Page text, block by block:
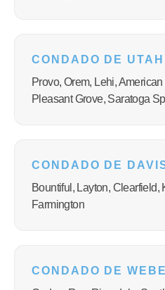
CONDADO DE UTAH
Provo, Orem, Lehi,
Pleasant Grove, Saratoga
CONDADO DE
Bountiful, Layton, Clearfield,
Farmington
CONDADO DE